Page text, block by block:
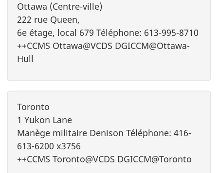
Ottawa (Centre-ville)
222 rue Queen,
6e étage, local 679 Téléphone: 613-995-8710
++CCMS Ottawa@VCDS DGICCM@Ottawa-
Hull
Toronto
1 Yukon Lane
Manège militaire Denison Téléphone: 416-
613-6200 x3756
++CCMS Toronto@VCDS DGICCM@Toronto